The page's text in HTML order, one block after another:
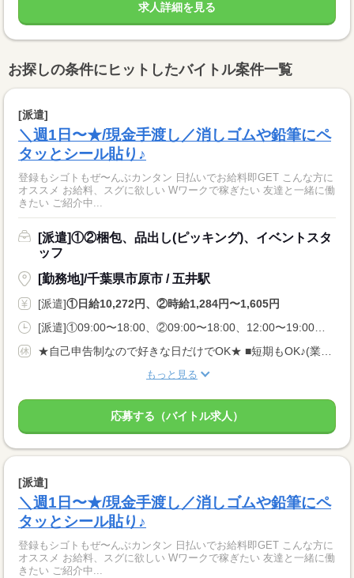
求人詳細を見る
お探しの条件にヒットしたバイトル案件一覧
[派遣]
＼週1日〜★/現金手渡し／消しゴムや鉛筆にペ
タッとシール貼り♪
登録もシゴトもぜ〜んぶカンタン 日払いでお給料即GET こんな方に
オススメ お給料、スグに欲しい Wワークで稼ぎたい 友達と一緒に働
きたい ご紹介中...
[派遣]①②梱包、品出し(ピッキング)、イベントスタ
ッフ
[勤務地]/千葉県市原市 / 五井駅
[派遣]①日給10,272円、②時給1,284円〜1,605円
[派遣]①09:00〜18:00、②09:00〜18:00、12:00〜19:00、22:00〜07:00
★自己申告制なので好きな日だけでOK★ ■短期もOK♪(業法に基づく規定あり) ■長期休みご相談OK ■土日のみOK ■WワークOK
もっと見る
応募する（バイトル求人）
[派遣]
＼週1日〜★/現金手渡し／消しゴムや鉛筆にペ
タッとシール貼り♪
登録もシゴトもぜ〜んぶカンタン 日払いでお給料即GET こんな方に
オススメ お給料、スグに欲しい Wワークで稼ぎたい 友達と一緒に働
きたい ご紹介中...